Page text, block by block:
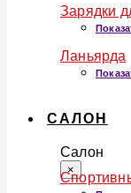
Зарядки
Ланьярда
САЛОН
Салон
×